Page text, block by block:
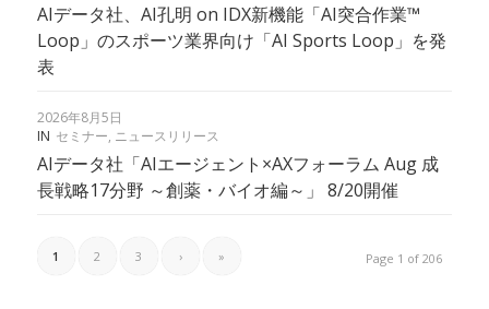
AIデータ社、AI孔明 on IDX新機能「AI突合作業™︎
Loop」のスポーツ業界向け「AI Sports Loop」を発
表
2026年8月5日
IN セミナー, ニュースリリース
AIデータ社「AIエージェント×AXフォーラム Aug 成
長戦略17分野 ～創薬・バイオ編～」 8/20開催
Page 1 of 206
1 2 3 › »